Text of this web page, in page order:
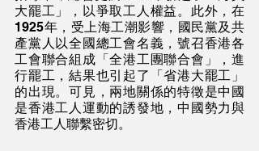
大罷工」，以爭取工人權益。此外，在
1925年，受上海工潮影響，國民黨及共
產黨人以全國總工會名義，號召香港各
工會聯合組成「全港工團聯合會」，進
行罷工，結果也引起了「省港大罷工」
的出現。可見，兩地關係的特徵是中國
是香港工人運動的誘發地，中國勢力與
香港工人聯繫密切。